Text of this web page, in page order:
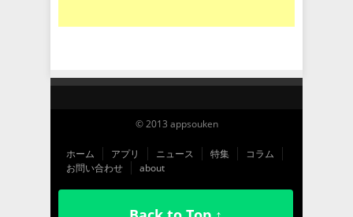
© 2013 appsouken
ホーム アプリ ニュース 特集
コラム
お問い合わせ
about